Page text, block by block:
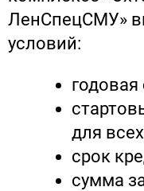
ЛенСпецСМУ»
условий:
годовая
для
срок
сумма